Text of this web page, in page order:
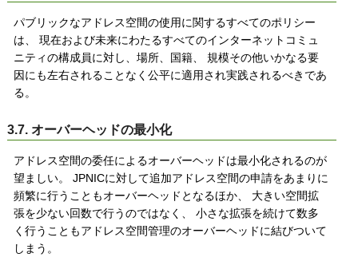
パブリックなアドレス空間の使用に関するすべてのポリシー
は、 現在および未来にわたるすべてのインターネットコミュ
ニティの構成員に対し、場所、国籍、 規模その他いかなる要
因にも左右されることなく公平に適用され実践されるべきであ
る。
3.7. オーバーヘッドの最小化
アドレス空間の委任によるオーバーヘッドは最小化されるのが
望ましい。 JPNICに対して追加アドレス空間の申請をあまりに
頻繁に行うこともオーバーヘッドとなるほか、 大きい空間拡
張を少ない回数で行うのではなく、 小さな拡張を続けて数多
く行うこともアドレス空間管理のオーバーヘッドに結びついて
しまう。